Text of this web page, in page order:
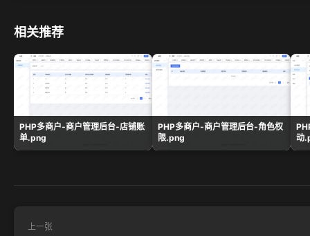
相关推荐
PHP多商户-商户管理后台-店铺账
单.png
PHP多商户-商户管理后台-角色权
限.png
动
上一张